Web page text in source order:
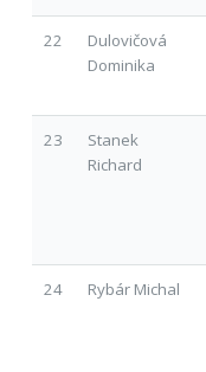
22
Dulovičová
Dominika
23
Stanek
Richard
24 Rybár Michal